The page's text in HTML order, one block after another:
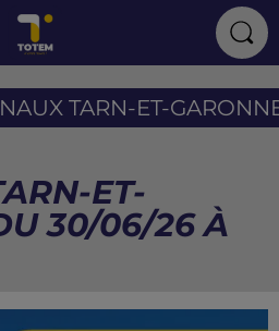
TARN-ET-
ET-
30/06/26 À